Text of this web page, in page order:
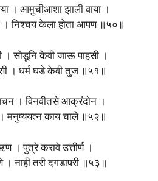
। आमुचीआशा झाली वाया ।
। निश्चय केला होता आपण ॥५०॥
। सोडूनि केवी जाऊ पाहसी ।
। धर्म घडे केवी तुज ॥५१॥
। विनवीतसे आक्रंदोन ।
। मनुष्ययत्‍न काय चाले ॥५२॥
। पुत्रे करावे उत्तीर्ण ।
। नाही तरी दगडापरी ॥५३॥